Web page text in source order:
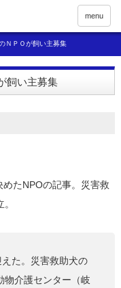
menu
ＮＰＯが飼い主募集
飼い主募集
たNPOの記事。災害救
た。災害救助犬の
物介護センター（岐